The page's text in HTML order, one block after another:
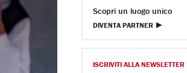
Scopri un luogo unico
DIVENTA PARTNER
ISCRIVITI ALLA NEWSLETTER